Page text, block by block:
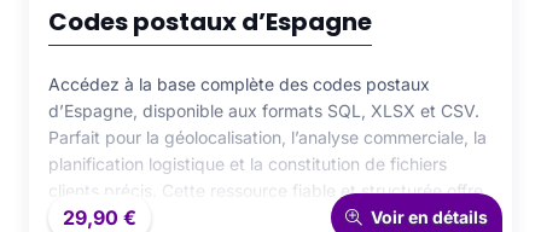
Codes postaux d’Espagne
Accédez à la base complète des codes postaux
d’Espagne, disponible aux formats SQL, XLSX et CSV.
Parfait pour la géolocalisation, l’analyse commerciale, la
planification logistique et la constitution de fichiers
clients précis. Cette ressource fiable et structurée offre
un accès exhaustif à l’ensemble des codes postaux
29,90 € Voir en détails